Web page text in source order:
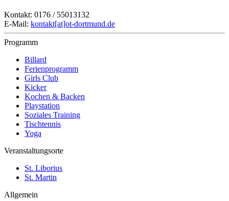
Kontakt: 0176 / 55013132
E-Mail: kontakt[at]ot-dortmund.de
Programm
Billard
Ferienprogramm
Girls Club
Kicker
Kochen & Backen
Playstation
Soziales Training
Tischtennis
Yoga
Veranstaltungsorte
St. Liborius
St. Martin
Allgemein